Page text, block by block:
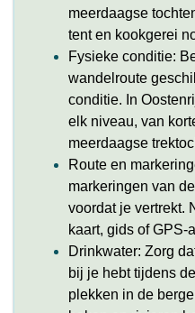
meerdaagse
tent en kookgerei
Fysieke conditie:
wandelroute
conditie. In
elk niveau, van
meerdaagse
Route en
markeringen van
voordat je vertrekt.
kaart, gids of GPS-
Drinkwater: Zorg
bij je hebt tijdens
plekken in de